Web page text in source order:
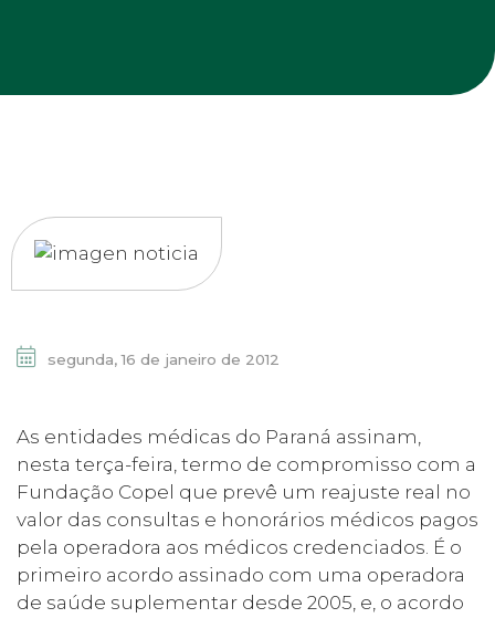
segunda, 16 de janeiro de 2012
As entidades médicas do Paraná assinam,
nesta terça-feira, termo de compromisso com a
Fundação Copel que prevê um reajuste real no
valor das consultas e honorários médicos pagos
pela operadora aos médicos credenciados. É o
primeiro acordo assinado com uma operadora
de saúde suplementar desde 2005, e, o acordo